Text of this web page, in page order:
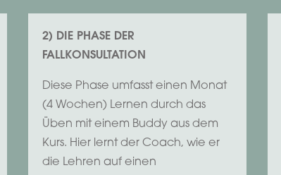
2) DIE PHASE DER
FALLKONSULTATION
Diese Phase umfasst einen Monat
(4 Wochen) Lernen durch das
Üben mit einem Buddy aus dem
Kurs. Hier lernt der Coach, wie er
die Lehren auf einen